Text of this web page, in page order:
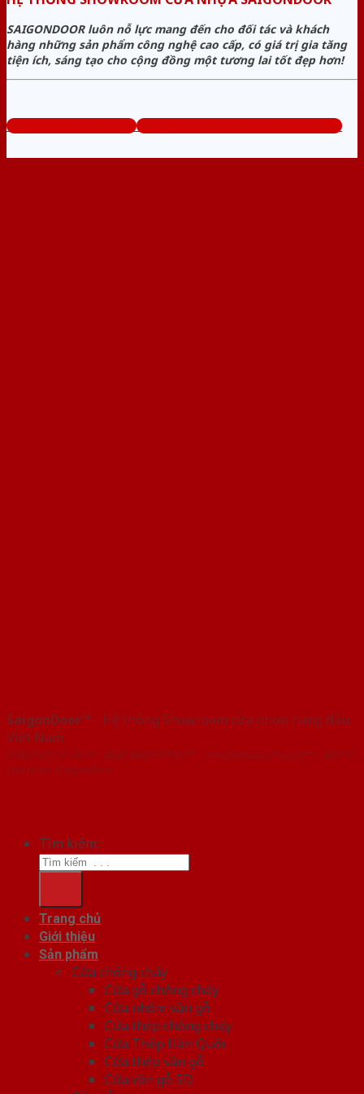
SAIGONDOOR luôn nỗ lực mang đến cho đối tác và khách
hàng những sản phẩm công nghệ cao cấp, có giá trị gia tăng
tiện ích, sáng tạo cho cộng đồng một tương lai tốt đẹp hơn!
www.sieuthicuanhua.net Tổng đài tư vấn miễn phí: 0824.400.400
SaigonDoor™ - Hệ thống Showroom cửa nhựa hàng đầu
Việt Nam
Copyright ⓒ 2016 – 2026 SaigonDoor™ - www.bancuanhua.com | Đơn vị
chủ quản SaigonDoor
Tìm kiếm:
Trang chủ
Giới thiệu
Sản phẩm
Cửa chống cháy
Cửa gỗ chống cháy
Cửa nhôm vân gỗ
Cửa thép chống cháy
Cửa Thép Hàn Quốc
Cửa thép vân gỗ
Cửa vân gỗ 5D